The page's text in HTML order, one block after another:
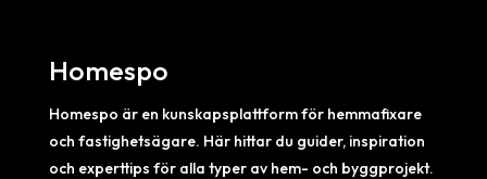
Homespo
Homespo är en kunskapsplattform för hemmafixare
och fastighetsägare. Här hittar du guider, inspiration
och experttips för alla typer av hem- och byggprojekt.